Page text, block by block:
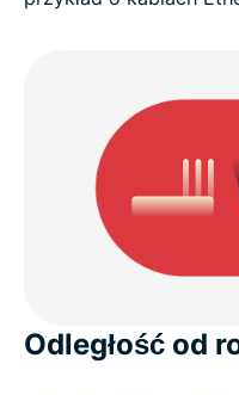
Odległość od